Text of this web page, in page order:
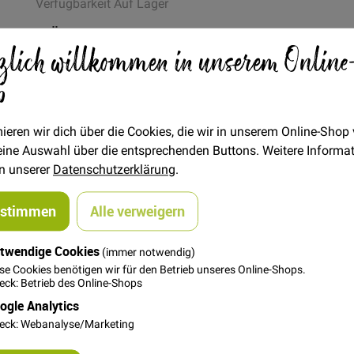
willkommen in unserem
wir dich über die Cookies, die wir in unserem Online-Shop
Auswahl über die entsprechenden Buttons. Weitere
unsererDatenschutzerklärung.
Alle verweigern
Cookies (immer notwendig)
Cookies benötigen wir für den Betrieb unseres Online-Shops.
Betrieb des Online-Shops
Analytics
Webanalyse/Marketing
4,95 €
STÜCK
Menge
In den Warenkorb
Wenn du dir nicht sicher bist, ob die ausgewählte Garnfarbe
einen Kommentar am Ender deiner Bestellung, zu
Der Gütermann creativ Allesnäher ist der richtige Nähfaden
zum Nähen mit der Nähmaschine und von Hand, unabhängig